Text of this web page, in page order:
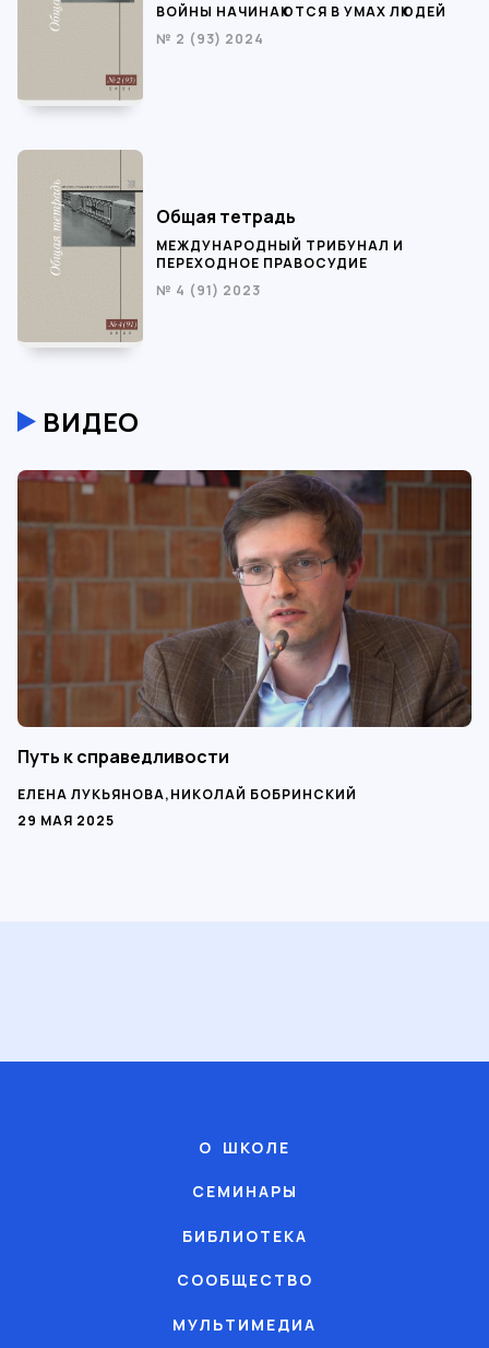
ВОЙНЫ НАЧИНАЮТСЯ В УМАХ ЛЮДЕЙ
№ 2 (93) 2024
Общая тетрадь
МЕЖДУНАРОДНЫЙ ТРИБУНАЛ И
ПЕРЕХОДНОЕ ПРАВОСУДИЕ
№ 4 (91) 2023
ВИДЕО
Путь к справедливости
ЕЛЕНА ЛУКЬЯНОВА,НИКОЛАЙ БОБРИНСКИЙ
29 МАЯ 2025
О ШКОЛЕ
СЕМИНАРЫ
БИБЛИОТЕКА
СООБЩЕСТВО
МУЛЬТИМЕДИА